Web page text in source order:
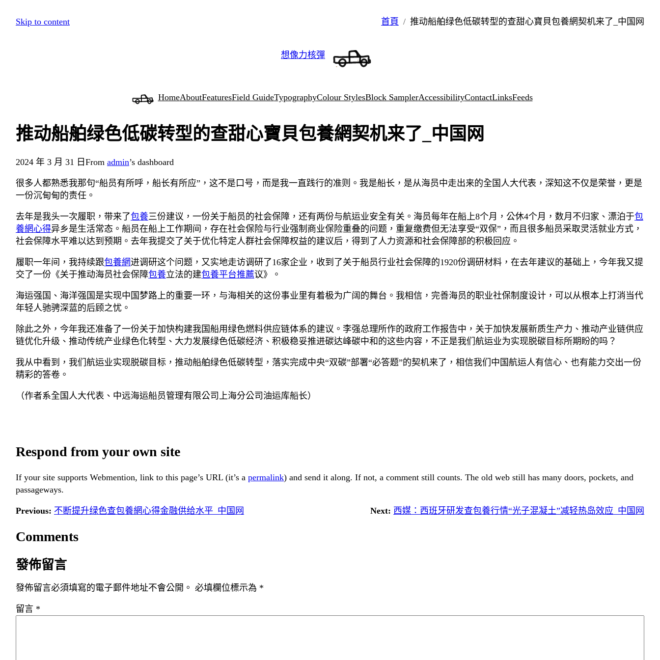
跳
Skip to content 首頁 推动船舶绿色低碳转型的查甜心寶貝包養網契机来了_中国网
想像力核彈
HomeAboutFeaturesField GuideTypographyColour StylesBlock SamplerAccessibilityContactLinksFeeds
推动船舶绿色低碳转型的查甜心寶貝包養網契机来了_中国网
2024 年 3 月 31 日 From admin’s dashboard
很多人都熟悉我那句“船员有所呼，船长有所应”，这不是口号，而是我一直践行的准则。我是船长，是从海员中走出来的全国人大代表，深知这不仅是荣誉，更是
一份沉甸甸的责任。
去年是我头一次履职，带来了包養三份建议，一份关于船员的社会保障，还有两份与航运业安全有关。海员每年在船上8个月，公休4个月，数月不归家、漂泊于包
養網心得异乡是生活常态。船员在船上工作期间，存在社会保险与行业强制商业保险重叠的问题，重复缴费但无法享受“双保”，而且很多船员采取灵活就业方式，
社会保障水平难以达到预期。去年我提交了关于优化特定人群社会保障权益的建议后，得到了人力资源和社会保障部的积极回应。
履职一年间，我持续跟包養網进调研这个问题，又实地走访调研了16家企业，收到了关于船员行业社会保障的1920份调研材料，在去年建议的基础上，今年我又提
交了一份《关于推动海员社会保障包養立法的建包養平台推薦议》。
海运强国、海洋强国是实现中国梦路上的重要一环，与海相关的这份事业里有着极为广阔的舞台。我相信，完善海员的职业社保制度设计，可以从根本上打消当代
年轻人驰骋深蓝的后顾之忧。
除此之外，今年我还准备了一份关于加快构建我国船用绿色燃料供应链体系的建议。李强总理所作的政府工作报告中，关于加快发展新质生产力、推动产业链供应
链优化升级、推动传统产业绿色化转型、大力发展绿色低碳经济、积极稳妥推进碳达峰碳中和的这些内容，不正是我们航运业为实现脱碳目标所期盼的吗？
我从中看到，我们航运业实现脱碳目标，推动船舶绿色低碳转型，落实完成中央“双碳”部署“必答题”的契机来了，相信我们中国航运人有信心、也有能力交出一份
精彩的答卷。
（作者系全国人大代表、中远海运船员管理有限公司上海分公司油运库船长）
Respond from your own site
If your site supports Webmention, link to this page’s URL (it’s a permalink) and send it along. If not, a comment still counts. The old web still has many doors, pockets, and
passageways.
Previous: 不断提升绿色查包養網心得金融供给水平_中国网 Next: 西媒：西班牙研发查包養行情“光子混凝土”减轻热岛效应_中国网
Comments
發佈留言
發佈留言必須填寫的電子郵件地址不會公開。 必填欄位標示為 *
留言 *